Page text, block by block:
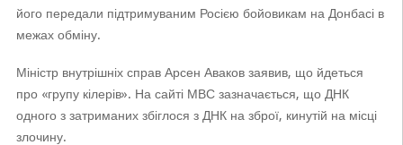
його передали підтримуваним Росією бойовикам на Донбасі в
межах обміну.
Міністр внутрішніх справ Арсен Аваков заявив, що йдеться
про «групу кілерів». На сайті МВС зазначається, що ДНК
одного з затриманих збіглося з ДНК на зброї, кинутій на місці
злочину.